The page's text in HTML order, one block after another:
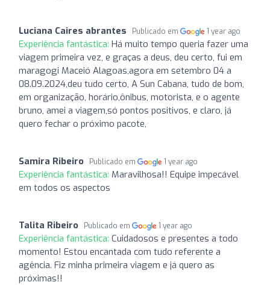
Luciana Caires abrantes Publicado em 1 year ago
Experiência fantástica: Há muito tempo queria fazer uma
viagem primeira vez, e graças a deus, deu certo, fui em
maragogi Maceió Alagoas,agora em setembro 04 a
08.09.2024,deu tudo certo, A Sun Cabana, tudo de bom,
em organização, horário,ônibus, motorista, e o agente
bruno, amei a viagem,só pontos positivos, e claro, já
quero fechar o próximo pacote,
Samira Ribeiro Publicado em 1 year ago
Experiência fantástica: Maravilhosa!! Equipe impecável
em todos os aspectos
Talita Ribeiro Publicado em 1 year ago
Experiência fantástica: Cuidadosos e presentes a todo
momento! Estou encantada com tudo referente a
agência. Fiz minha primeira viagem e já quero as
próximas!!